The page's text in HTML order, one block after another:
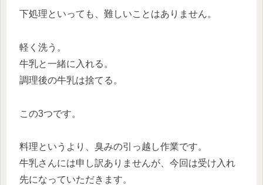
下処理といっても、難しいことはありません。
軽く洗う。
牛乳と一緒に入れる。
調理後の牛乳は捨てる。
この3つです。
料理というより、臭みの引っ越し作業です。
牛乳さんには申し訳ありませんが、今回は受け入れ
先になっていただきます。